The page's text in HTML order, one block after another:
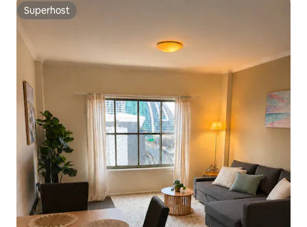
Superhost
Superhost